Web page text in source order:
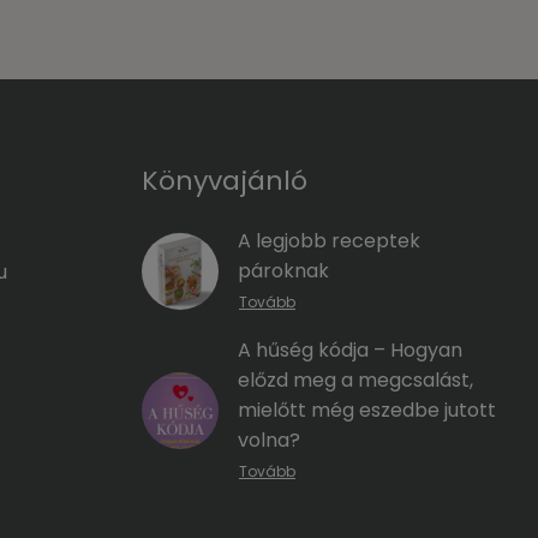
Könyvajánló
A legjobb receptek
pároknak
Tovább
A hűség kódja – Hogyan
előzd meg a megcsalást,
mielőtt még eszedbe jutott
volna?
Tovább